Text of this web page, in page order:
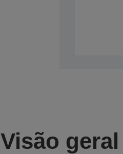
Visão geral